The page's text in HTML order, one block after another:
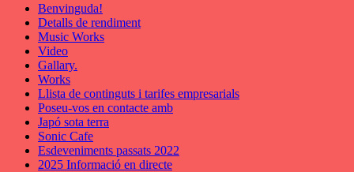
Benvinguda!
Detalls de rendiment
Music Works
Video
Gallary.
Works
Llista de continguts i tarifes empresarials
Poseu-vos en contacte amb
Japó sota terra
Sonic Cafe
Esdeveniments passats 2022
2025 Informació en directe